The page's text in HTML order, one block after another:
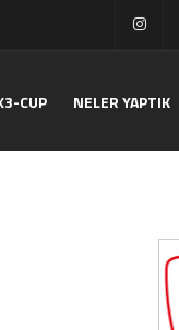
CUP NELER YAPTIK